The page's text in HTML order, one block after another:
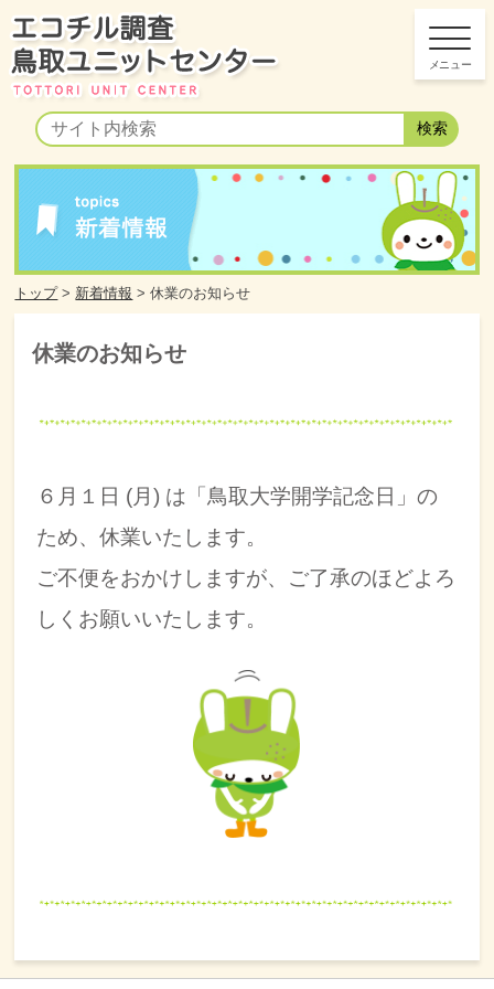
トップ> 新着情報 > 休業のお知らせ
休業のお知らせ
６月１日 (月) は「鳥取大学開学記念日」の
ため、休業いたします。
ご不便をおかけしますが、ご了承のほどよろ
しくお願いいたします。